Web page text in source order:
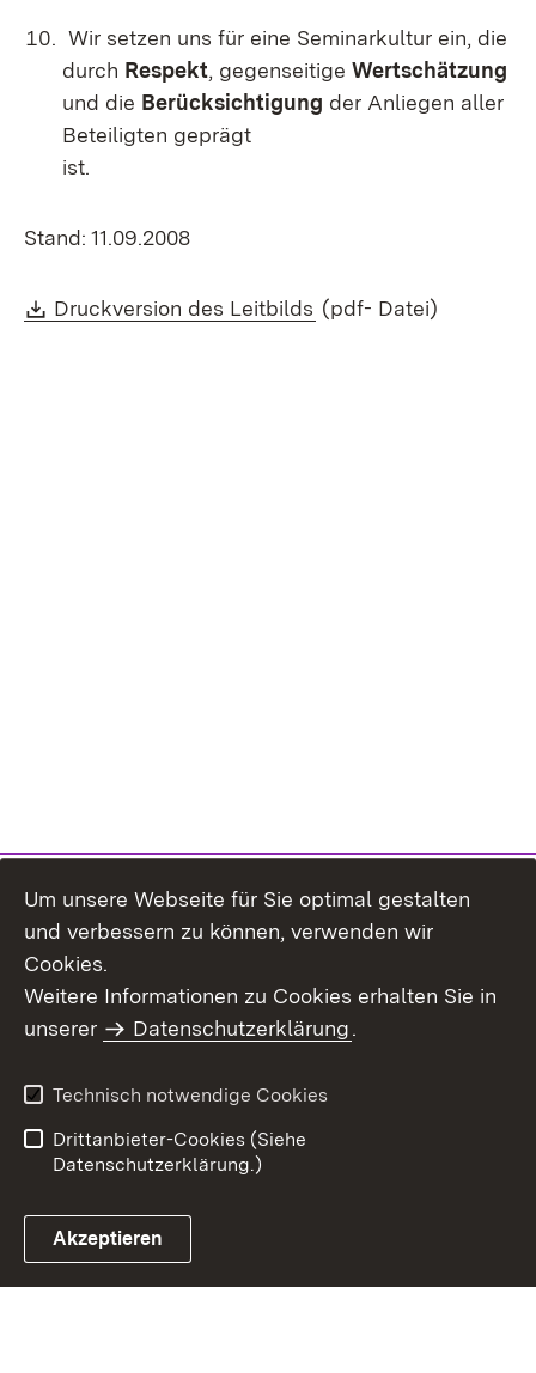
Wir setzen uns für eine Seminarkultur ein, die
durch Respekt, gegenseitige Wertschätzung
und die Berücksichtigung der Anliegen aller
Beteiligten geprägt
ist.
Stand: 11.09.2008
Download:
Druckversion des Leitbilds (Öffnet in neuem
(pdf- Datei)
Benutzungshinweise
Erklärung zur
Um unsere Webseite für Sie optimal gestalten
und verbessern zu können, verwenden wir
Cookies.
Weitere Informationen zu Cookies erhalten Sie in
unserer
Datenschutzerklärung.
Technisch notwendige Cookies
Drittanbieter-Cookies (Siehe
Datenschutzerklärung.)
Akzeptieren